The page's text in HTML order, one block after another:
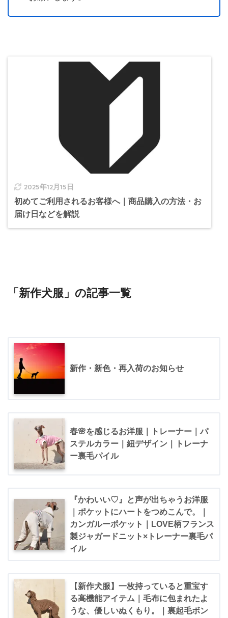
2025年12月15日
初めてご利用されるお客様へ｜商品購入の方法・お
届け日などを解説
「新作犬服」の記事一覧
新作・新色・再入荷のお知らせ
春🌸を感じるお洋服｜トレーナー｜パ
ステルカラー｜紐デザイン｜トレーナ
ー裏毛パイル
『かわいい♡』と声が出ちゃうお洋服
｜ポケットにハートをつめこんで。｜
カンガルーポケット｜LOVE柄フランス
製ジャガードニット×トレーナー裏毛パ
イル
【新作犬服】一枚持っていると重宝す
る高機能アイテム｜毛布に包まれたよ
うな、優しいぬくもり。｜裏起毛ボン